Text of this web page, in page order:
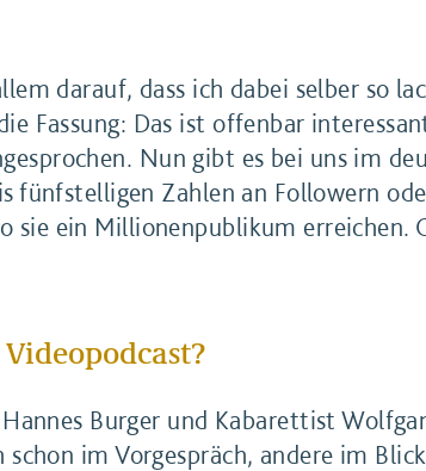
darauf, dass ich dabei selber so
Fassung: Das ist offenbar
Nun gibt es bei uns im
Zahlen an Followern
sie ein Millionenpublikum erreichen.
Burger und Kabarettist
im Vorgespräch, andere im